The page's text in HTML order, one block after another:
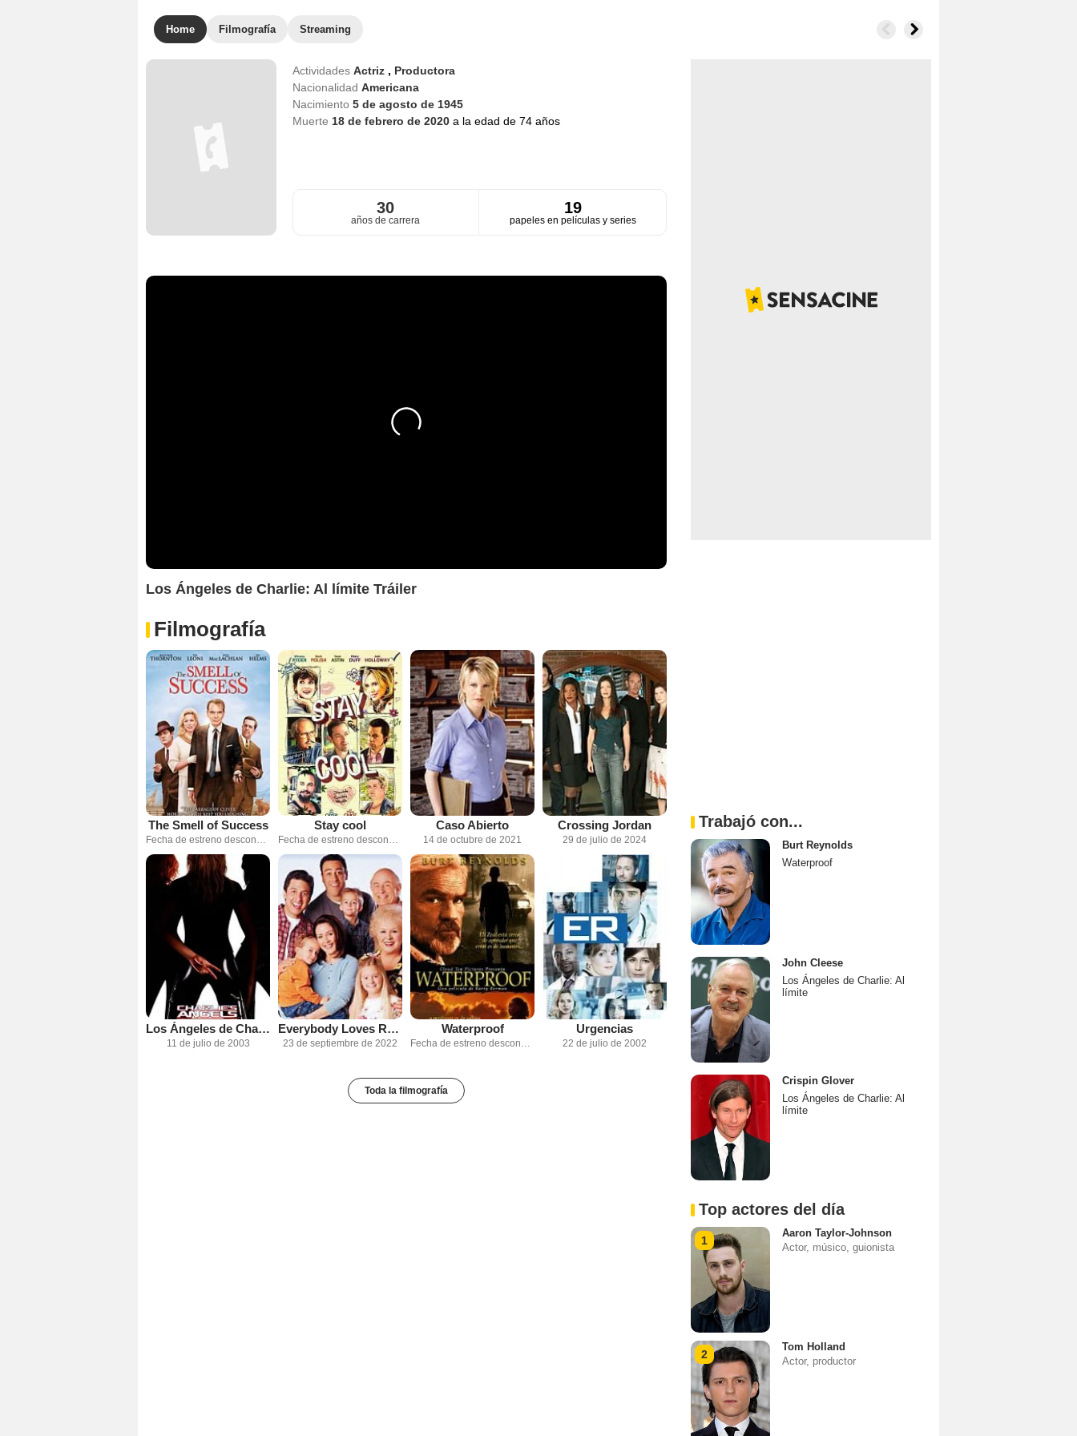
Home Filmografía Streaming
Actividades Actriz , Productora
Nacionalidad Americana
Nacimiento 5 de agosto de 1945
Muerte 18 de febrero de 2020 a la edad de 74 años
30
años de carrera
19
papeles en películas y series
Los Ángeles de Charlie: Al límite Tráiler
Filmografía
The Smell of Success Stay cool Caso Abierto
14 de octubre de 2021
Crossing Jordan
29 de julio de 2024
Los Ángeles de Charlie: Al límite
11 de julio de 2003
Everybody Loves Raymond
23 de septiembre de 2022
Waterproof
Fecha de estreno desconocida
Urgencias
22 de julio de 2002
Toda la filmografía
Trabajó con...
Burt Reynolds
Waterproof
John Cleese
Los Ángeles de Charlie: Al
límite
Crispin Glover
Los Ángeles de Charlie: Al
límite
Top actores del día
1
Aaron Taylor-Johnson
Actor, músico, guionista
2
Tom Holland
Actor, productor